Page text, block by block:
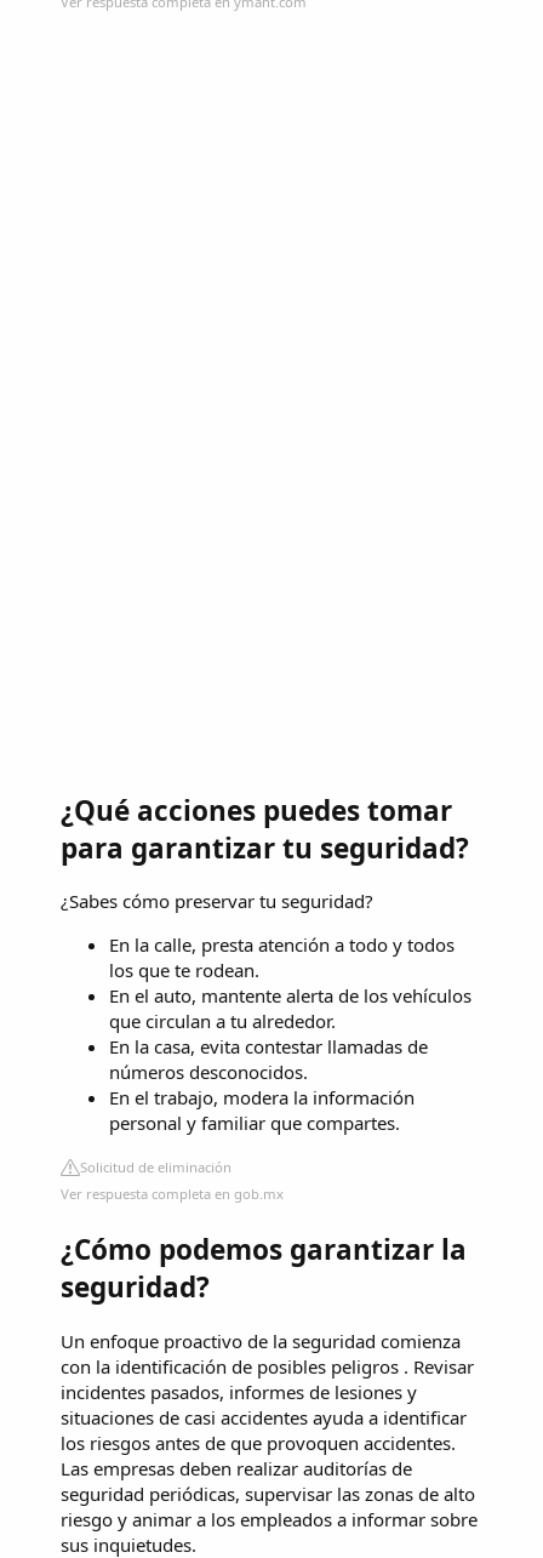
¿Qué acciones puedes tomar
para garantizar tu seguridad?
¿Sabes cómo preservar tu seguridad?
En la calle, presta atención a todo y todos
los que te rodean.
En el auto, mantente alerta de los vehículos
que circulan a tu alrededor.
En la casa, evita contestar llamadas de
números desconocidos.
En el trabajo, modera la información
personal y familiar que compartes.
Solicitud de eliminación
Ver respuesta completa en gob.mx
¿Cómo podemos garantizar la
seguridad?
Un enfoque proactivo de la seguridad comienza
con la identificación de posibles peligros . Revisar
incidentes pasados, informes de lesiones y
situaciones de casi accidentes ayuda a identificar
los riesgos antes de que provoquen accidentes.
Las empresas deben realizar auditorías de
seguridad periódicas, supervisar las zonas de alto
riesgo y animar a los empleados a informar sobre
sus inquietudes.